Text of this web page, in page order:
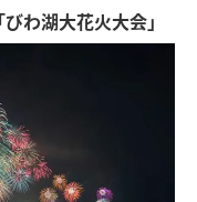
わ湖大花火大会」